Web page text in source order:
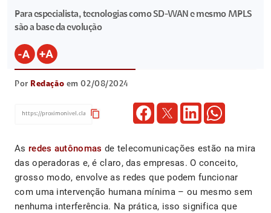
Para especialista, tecnologias como SD-WAN e mesmo MPLS
são a base da evolução
Por Redação em 02/08/2024
content_copy
As redes autônomas de telecomunicações estão na mira
das operadoras e, é claro, das empresas. O conceito,
grosso modo, envolve as redes que podem funcionar
com uma intervenção humana mínima – ou mesmo sem
nenhuma interferência. Na prática, isso significa que